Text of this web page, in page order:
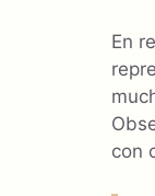
En
con